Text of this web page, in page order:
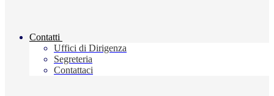
Contatti
Uffici di Dirigenza
Segreteria
Contattaci